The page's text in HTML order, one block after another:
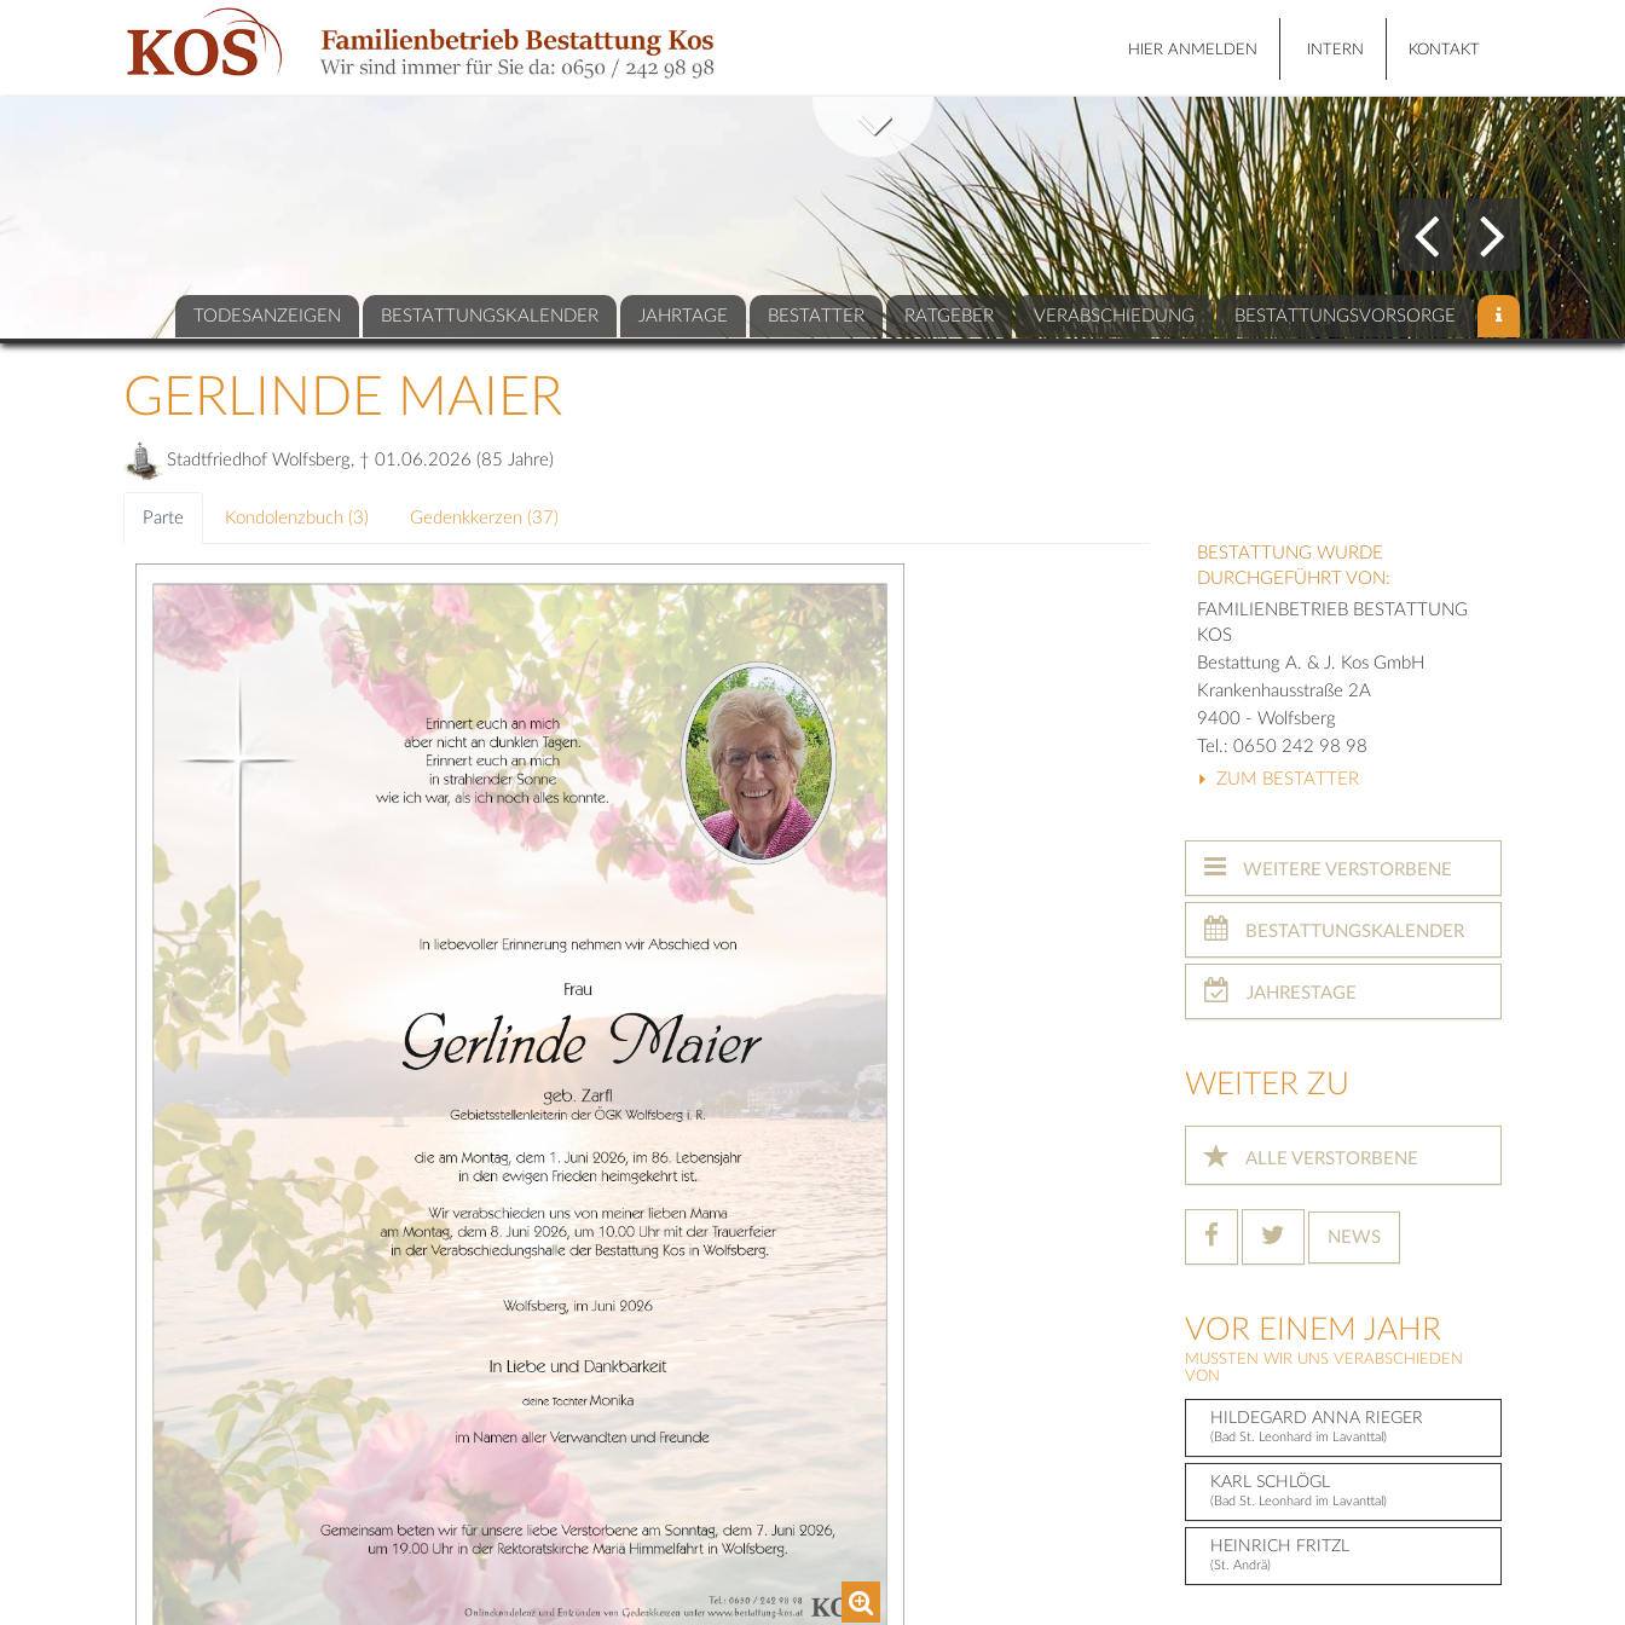
HIER ANMELDEN INTERN KONTAKT
TODESANZEIGEN BESTATTUNGSKALENDER JAHRTAGE BESTATTER RATGEBER VERABSCHIEDUNG BESTATTUNGSVORSORGE
GERLINDE MAIER
Stadtfriedhof Wolfsberg, † 01.06.2026 (85 Jahre)
Parte Kondolenzbuch (3) Gedenkkerzen (37)
BESTATTUNG WURDE
DURCHGEFÜHRT VON:
FAMILIENBETRIEB BESTATTUNG
KOS
Bestattung A. & J. Kos GmbH
Krankenhausstraße 2A
9400 - Wolfsberg
Tel.: 0650 242 98 98
ZUM BESTATTER
WEITERE VERSTORBENE
BESTATTUNGSKALENDER
JAHRESTAGE
WEITER ZU
ALLE VERSTORBENE
NEWS
VOR EINEM JAHR
MUSSTEN WIR UNS VERABSCHIEDEN
VON
HILDEGARD ANNA RIEGER
(Bad St. Leonhard im Lavanttal)
KARL SCHLÖGL
(Bad St. Leonhard im Lavanttal)
HEINRICH FRITZL
(St. Andrä)